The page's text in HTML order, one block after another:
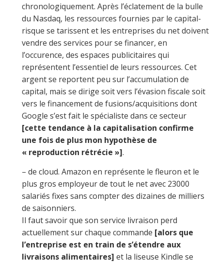
chronologiquement. Après l’éclatement de la bulle
du Nasdaq, les ressources fournies par le capital-
risque se tarissent et les entreprises du net doivent
vendre des services pour se financer, en
l’occurence, des espaces publicitaires qui
représentent l’essentiel de leurs ressources. Cet
argent se reportent peu sur l’accumulation de
capital, mais se dirige soit vers l’évasion fiscale soit
vers le financement de fusions/acquisitions dont
Google s’est fait le spécialiste dans ce secteur
[cette tendance à la capitalisation confirme
une fois de plus mon hypothèse de
« reproduction rétrécie »].
– de cloud. Amazon en représente le fleuron et le
plus gros employeur de tout le net avec 23000
salariés fixes sans compter des dizaines de milliers
de saisonniers.
Il faut savoir que son service livraison perd
actuellement sur chaque commande [alors que
l’entreprise est en train de s’étendre aux
livraisons alimentaires] et la liseuse Kindle se